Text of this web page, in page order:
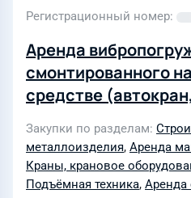
Регистрационный номер
Аренда
смонтированного
средстве
шпунта ларсена.
сменны по 8 часов
работы п.Просвет
Закупки по разделам
металлоизделия, Аренда
Краны, крановое
Подъёмная техника, Аренда